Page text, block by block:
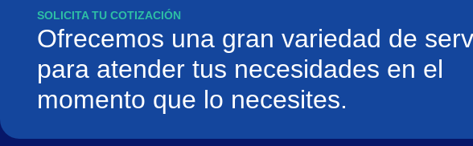
SOLICITA TU COTIZACIÓN
Ofrecemos una gran variedad de
para atender tus necesidades en el
momento que lo necesites.